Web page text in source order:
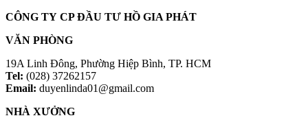
CÔNG TY CP ĐẦU TƯ HỒ GIA PHÁT
VĂN PHÒNG
19A Linh Đông, Phường Hiệp Bình, TP. HCM
Tel: (028) 37262157
Email: duyenlinda01@gmail.com
NHÀ XƯỞNG